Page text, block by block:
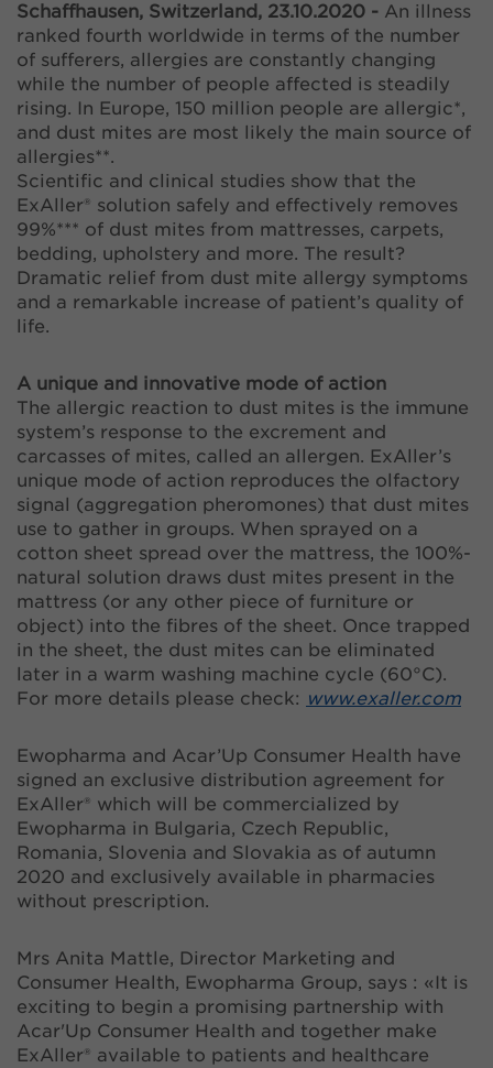
Schaffhausen, Switzerland, 23.10.2020 - An illness
ranked fourth worldwide in terms of the number
of sufferers, allergies are constantly changing
while the number of people affected is steadily
rising. In Europe, 150 million people are allergic*,
and dust mites are most likely the main source of
allergies**.
Scientific and clinical studies show that the
ExAller® solution safely and effectively removes
99%*** of dust mites from mattresses, carpets,
bedding, upholstery and more. The result?
Dramatic relief from dust mite allergy symptoms
and a remarkable increase of patient’s quality of
life.
A unique and innovative mode of action
The allergic reaction to dust mites is the immune
system’s response to the excrement and
carcasses of mites, called an allergen. ExAller’s
unique mode of action reproduces the olfactory
signal (aggregation pheromones) that dust mites
use to gather in groups. When sprayed on a
cotton sheet spread over the mattress, the 100%-
natural solution draws dust mites present in the
mattress (or any other piece of furniture or
object) into the fibres of the sheet. Once trapped
in the sheet, the dust mites can be eliminated
later in a warm washing machine cycle (60°C).
For more details please check: www.exaller.com
Ewopharma and Acar’Up Consumer Health have
signed an exclusive distribution agreement for
ExAller® which will be commercialized by
Ewopharma in Bulgaria, Czech Republic,
Romania, Slovenia and Slovakia as of autumn
2020 and exclusively available in pharmacies
without prescription.
Mrs Anita Mattle, Director Marketing and
Consumer Health, Ewopharma Group, says : «It is
exciting to begin a promising partnership with
Acar'Up Consumer Health and together make
ExAller® available to patients and healthcare